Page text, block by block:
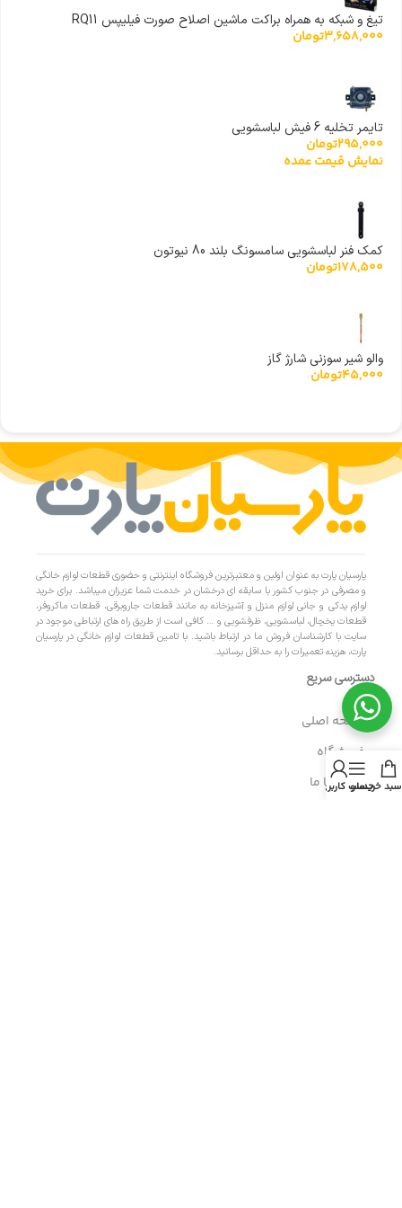
تیغ و شبکه به همراه براکت ماشین اصلاح صورت فیلیپس RQ11
3,658,000تومان
تایمر تخلیه 6 فیش لباسشویی
295,000تومان
نمایش قیمت عمده
کمک فنر لباسشویی سامسونگ بلند 80 نیوتون
178,500تومان
والو شیر سوزنی شارژ گاز
45,000تومان
پارسیان پارت به عنوان اولین و معتبرترین فروشگاه اینترنتی و حضوری قطعات لوازم خانگی
و مصرفی در جنوب کشور با سابقه ای درخشان در خدمت شما عزیزان میباشد. برای خرید
لوازم یدکی و جانی لوازم منزل و آشپزخانه به مانند قطعات جاروبرقی، قطعات ماکروفر،
قطعات یخچال، لباسشویی، ظرفشویی و … کافی است از طریق راه های ارتباطی موجود در
سایت با کارشناسان فروش ما در ارتباط باشید. با تامین قطعات لوازم خانگی در پارسیان
پارت، هزینه تعمیرات را به حداقل برسانید.
دسترسی سریع
- صفحه اصلی
- فروشگاه
- تماس با ماسبد خریدمنو
حساب کاربری من